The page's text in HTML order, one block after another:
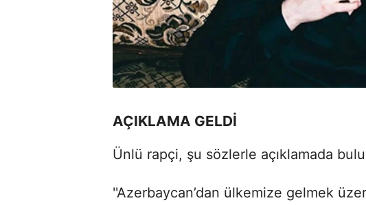
AÇIKLAMA GELDİ
Ünlü rapçi, şu sözlerle açıklamada
''Azerbaycan’dan ülkemize gelmek